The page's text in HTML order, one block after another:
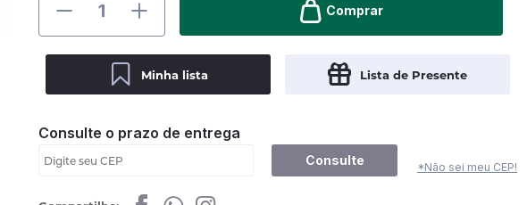
Comprar
Minha lista Lista de Presente
Consulte o prazo de entrega
Consulte *Não sei meu CEP!